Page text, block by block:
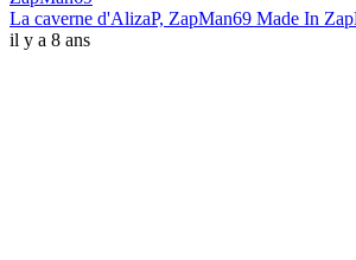
La caverne d'AlizaP, ZapMan69 Made In
il y a 8 ans